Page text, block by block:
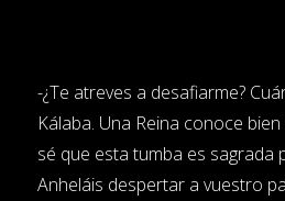
-¿Te atreves a desafiarme?
Kálaba. Una Reina conoce
sé que esta tumba es sagrada
Anheláis despertar a vuestro